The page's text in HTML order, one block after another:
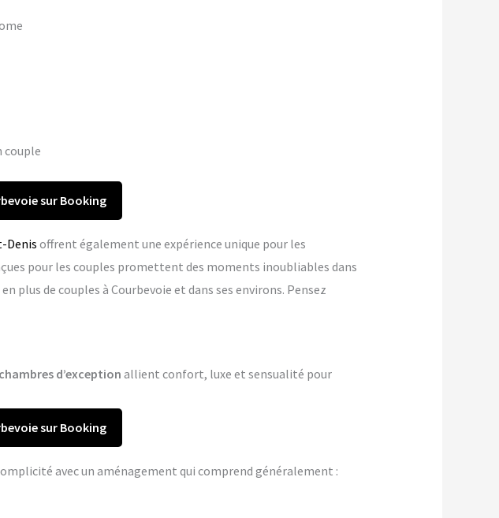
couple
sur Booking
Denisoffrent également une expérience unique pour les
pour les couples promettent des moments inoubliables dans
plus de couples à Courbevoie et dans ses environs. Pensez
chambres d’exception allient confort, luxe et sensualité pour
sur Booking
avec un aménagement qui comprend généralement :